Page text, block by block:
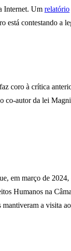
Internet. Um relatório
está contestando a
coro à crítica
co-autor da lei
em março de
Humanos na
mantiveram a visita